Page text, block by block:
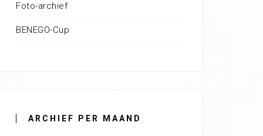
Foto-archief
BENEGO-Cup
ARCHIEF PER MAAND